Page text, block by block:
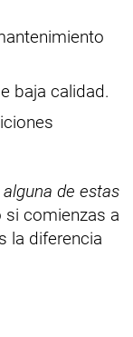
baja calidad.
de estas
comienzas a
la diferencia